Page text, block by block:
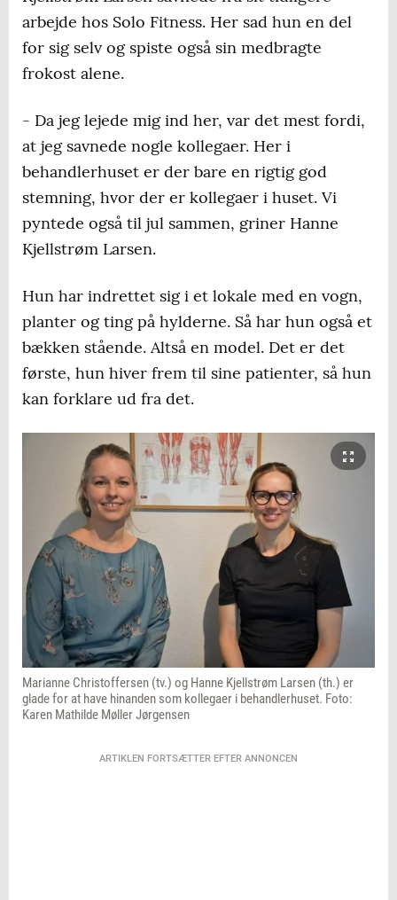
arbejde hos Solo Fitness. Her sad hun en del
for sig selv og spiste også sin medbragte
frokost alene.
- Da jeg lejede mig ind her, var det mest fordi,
at jeg savnede nogle kollegaer. Her i
behandlerhuset er der bare en rigtig god
stemning, hvor der er kollegaer i huset. Vi
pyntede også til jul sammen, griner Hanne
Kjellstrøm Larsen.
Hun har indrettet sig i et lokale med en vogn,
planter og ting på hylderne. Så har hun også et
bækken stående. Altså en model. Det er det
første, hun hiver frem til sine patienter, så hun
kan forklare ud fra det.
Marianne Christoffersen (tv.) og Hanne Kjellstrøm Larsen (th.) er
glade for at have hinanden som kollegaer i behandlerhuset. Foto:
Karen Mathilde Møller Jørgensen
ARTIKLEN FORTSÆTTER EFTER ANNONCEN